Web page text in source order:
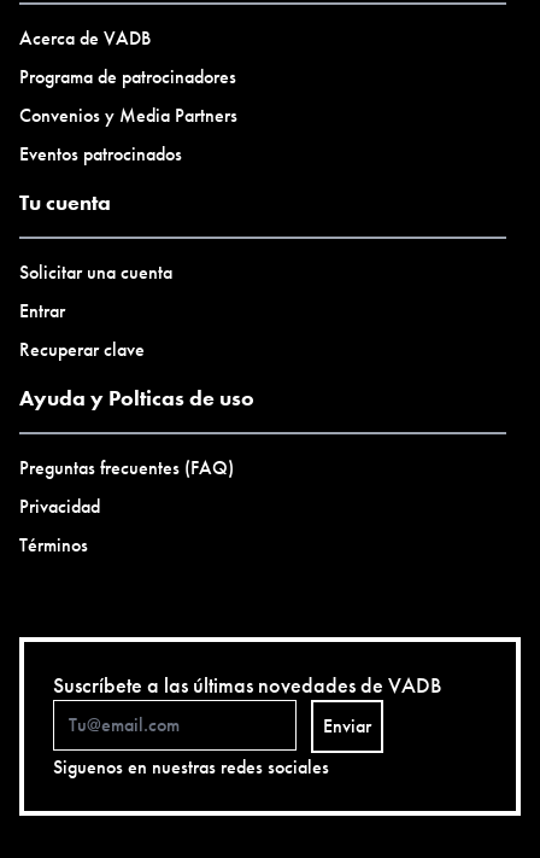
Acerca de VADB
Programa de patrocinadores
Convenios y Media Partners
Eventos patrocinados
Tu cuenta
Solicitar una cuenta
Entrar
Recuperar clave
Ayuda y Polticas de uso
Preguntas frecuentes (FAQ)
Privacidad
Términos
Suscríbete a las últimas novedades de VADB
Enviar
Siguenos en nuestras redes sociales